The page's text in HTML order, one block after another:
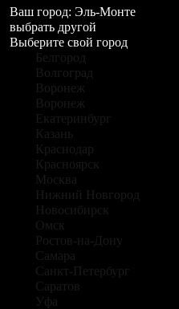
Ваш город: Эль-Монте
выбрать другой
Выберите свой город
Белгород
Волгоград
Воронеж
Воронеж
Екатеринбург
Казань
Краснодар
Красноярск
Москва
Нижний Новгород
Новосибирск
Омск
Ростов-на-Дону
Самара
Санкт-Петербург
Саратов
Уфа